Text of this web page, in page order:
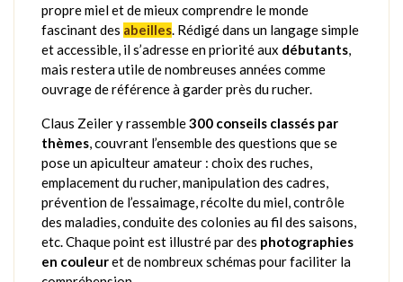
propre miel et de mieux comprendre le monde
fascinant des abeilles. Rédigé dans un langage simple
et accessible, il s’adresse en priorité aux débutants,
mais restera utile de nombreuses années comme
ouvrage de référence à garder près du rucher.
Claus Zeiler y rassemble300 conseils classés par
thèmes, couvrant l’ensemble des questions que se
pose un apiculteur amateur : choix des ruches,
emplacement du rucher, manipulation des cadres,
prévention de l’essaimage, récolte du miel, contrôle
des maladies, conduite des colonies au fil des saisons,
etc. Chaque point est illustré par des photographies
en couleuret de nombreux schémas pour faciliter la